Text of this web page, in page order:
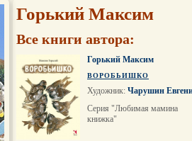
Горький Максим
Все книги автора:
Горький Максим
ВОРОБЬИШКО
Художник: Чарушин
Серия "Любимая мамина
книжка"